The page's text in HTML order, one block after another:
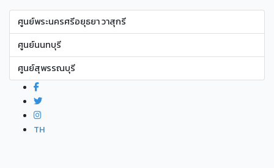
ศูนย์พระนครศรีอยุธยา วาสุกรี
ศูนย์นนทบุรี
ศูนย์สุพรรณบุรี
TH